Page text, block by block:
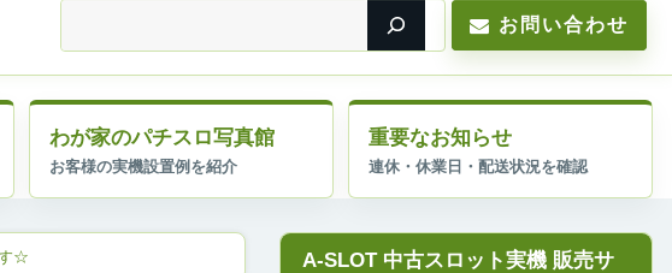
お問い合わせ
わが家のパチスロ写真館 重要なお知らせ
す☆
A-SLOT 中古スロット実機 販売サ